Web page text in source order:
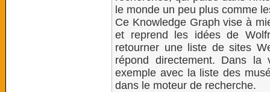
le monde un peu plus comme
Ce Knowledge Graph vise à
et reprend les idées de
retourner une liste de sites
répond directement. Dans
exemple avec la liste des
dans le moteur de recherche.